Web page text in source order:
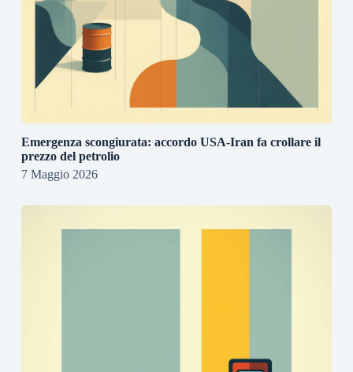
Emergenza scongiurata: accordo USA-Iran fa crollare il
prezzo del petrolio
7 Maggio 2026